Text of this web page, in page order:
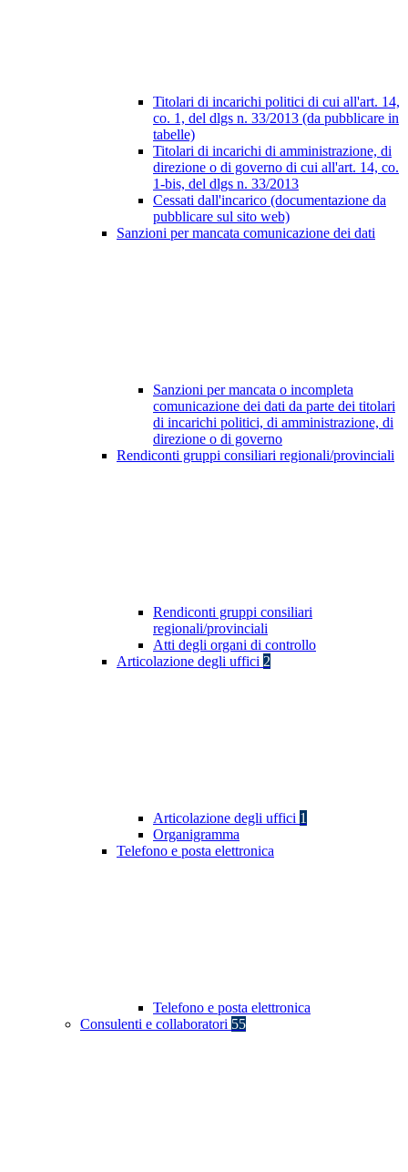
Titolari di incarichi politici di cui all'art. 14,
co. 1, del dlgs n. 33/2013 (da pubblicare in
tabelle)
Titolari di incarichi di amministrazione, di
direzione o di governo di cui all'art. 14, co.
1-bis, del dlgs n. 33/2013
Cessati dall'incarico (documentazione da
pubblicare sul sito web)
Sanzioni per mancata comunicazione dei dati
Sanzioni per mancata o incompleta
comunicazione dei dati da parte dei titolari
di incarichi politici, di amministrazione, di
direzione o di governo
Rendiconti gruppi consiliari regionali/provinciali
Rendiconti gruppi consiliari
regionali/provinciali
Atti degli organi di controllo
Articolazione degli uffici 2
Articolazione degli uffici 1
Organigramma
Telefono e posta elettronica
Telefono e posta elettronica
Consulenti e collaboratori 55